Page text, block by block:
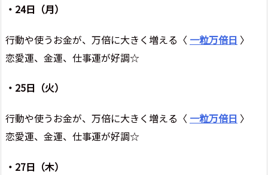
・24日（月）
行動や使うお金が、万倍に大きく増える〈 一粒万倍日 〉
恋愛運、金運、仕事運が好調☆
・25日（火）
行動や使うお金が、万倍に大きく増える〈 一粒万倍日 〉
恋愛運、金運、仕事運が好調☆
・27日（木）